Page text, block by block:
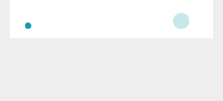
pas du débat démocratique. Elles visent à délégitimer
l’institution judiciaire, à faire pression sur celles et